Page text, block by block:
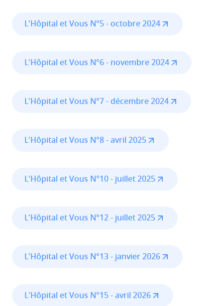
L'Hôpital et Vous N°5 - octobre 2024
L'Hôpital et Vous N°6 - novembre 2024
L'Hôpital et Vous N°7 - décembre 2024
L'Hôpital et Vous N°8 - avril 2025
L'Hôpital et Vous N°10 - juillet 2025
L'Hôpital et Vous N°12 - juillet 2025
L'Hôpital et Vous N°13 - janvier 2026
L'Hôpital et Vous N°15 - avril 2026